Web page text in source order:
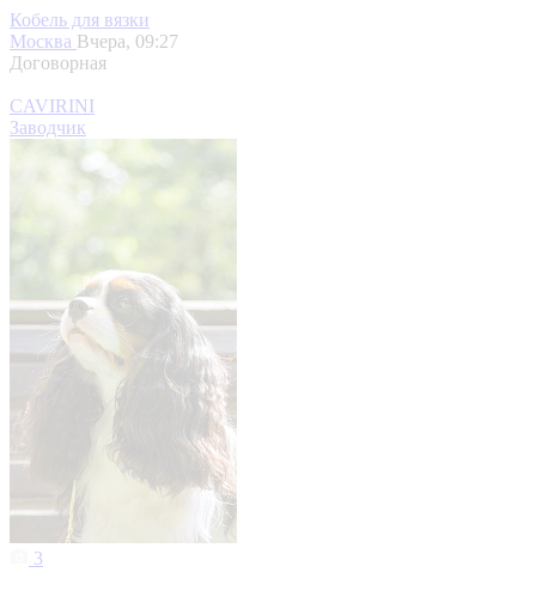
Кобель для вязки
Москва Вчера, 09:27
Договорная
CAVIRINI
Заводчик
3